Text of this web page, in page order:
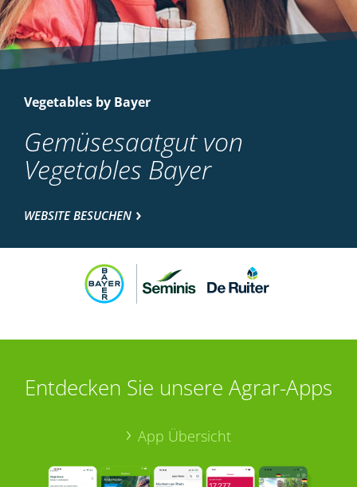
Vegetables by Bayer
Gemüsesaatgut von
Vegetables Bayer
WEBSITE BESUCHEN
Entdecken Sie unsere Agrar-Apps
App Übersicht